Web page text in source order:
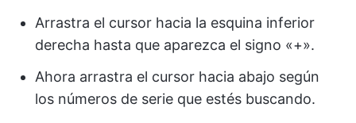
Arrastra el cursor hacia la esquina inferior
derecha hasta que aparezca el signo «+».
Ahora arrastra el cursor hacia abajo según
los números de serie que estés buscando.